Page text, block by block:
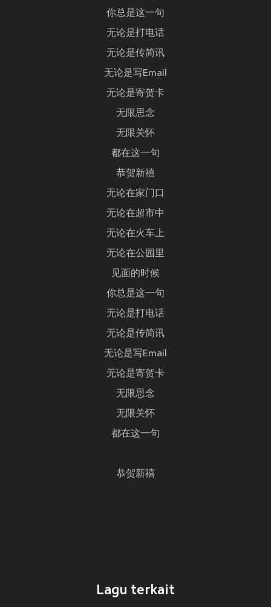
你总是这一句
无论是打电话
无论是传简讯
无论是写Email
无论是寄贺卡
无限思念
无限关怀
都在这一句
恭贺新禧
无论在家门口
无论在超市中
无论在火车上
无论在公园里
见面的时候
你总是这一句
无论是打电话
无论是传简讯
无论是写Email
无论是寄贺卡
无限思念
无限关怀
都在这一句
恭贺新禧
Lagu terkait